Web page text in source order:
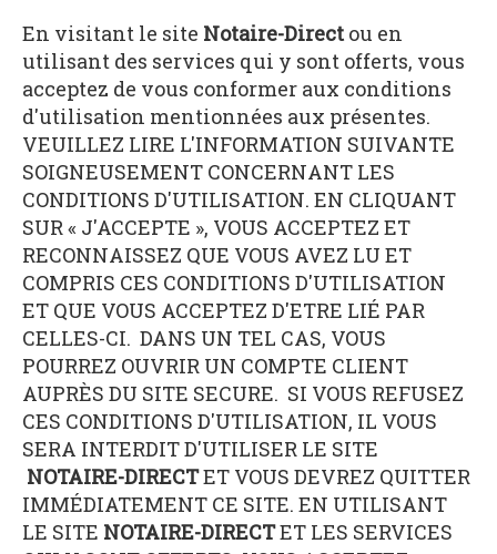
En visitant le site Notaire-Directou en
utilisant des services qui y sont offerts, vous
acceptez de vous conformer aux conditions
d'utilisation mentionnées aux présentes.
VEUILLEZ LIRE L'INFORMATION SUIVANTE
SOIGNEUSEMENT CONCERNANT LES
CONDITIONS D'UTILISATION. EN CLIQUANT
SUR « J'ACCEPTE », VOUS ACCEPTEZ ET
RECONNAISSEZ QUE VOUS AVEZ LU ET
COMPRIS CES CONDITIONS D'UTILISATION
ET QUE VOUS ACCEPTEZ D'ETRE LIÉ PAR
CELLES-CI. DANS UN TEL CAS, VOUS
POURREZ OUVRIR UN COMPTE CLIENT
AUPRÈS DU SITE SECURE. SI VOUS REFUSEZ
CES CONDITIONS D'UTILISATION, IL VOUS
SERA INTERDIT D'UTILISER LE SITE
NOTAIRE-DIRECTET VOUS DEVREZ QUITTER
IMMÉDIATEMENT CE SITE. EN UTILISANT
LE SITE NOTAIRE-DIRECTET LES SERVICES